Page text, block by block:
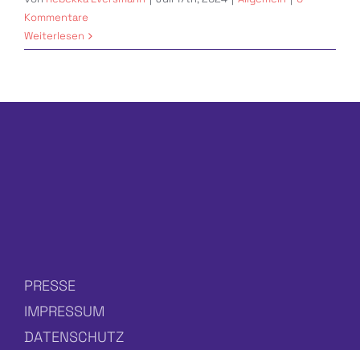
Kommentare
Weiterlesen
PRESSE
IMPRESSUM
DATENSCHUTZ